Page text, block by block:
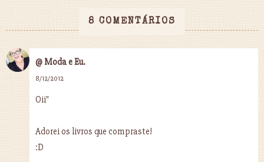
8 COMENTÁRIOS
@ Moda e Eu.
8/12/2012
Oii"
Adorei os livros que compraste!
:D